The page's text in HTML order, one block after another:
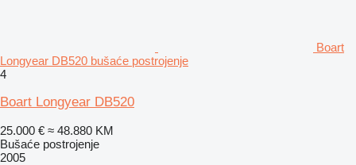
Boart
Longyear DB520 bušaće postrojenje
4
Boart Longyear DB520
25.000 € ≈ 48.880 KM
Bušaće postrojenje
2005